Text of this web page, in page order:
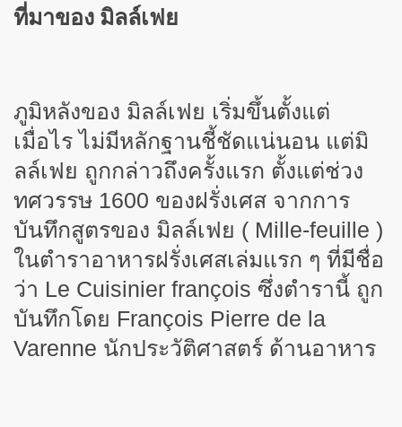
ที่มาของ มิลล์เฟย
ภูมิหลังของ มิลล์เฟย เริ่มขึ้นตั้งแต่
เมื่อไร ไม่มีหลักฐานชี้ชัดแน่นอน แต่มิ
ลล์เฟย ถูกกล่าวถึงครั้งแรก ตั้งแต่ช่วง
ทศวรรษ 1600 ของฝรั่งเศส จากการ
บันทึกสูตรของ มิลล์เฟย ( Mille-feuille )
ในตำราอาหารฝรั่งเศสเล่มแรก ๆ ที่มีชื่อ
ว่า Le Cuisinier françois ซึ่งตำรานี้ ถูก
บันทึกโดย François Pierre de la
Varenne นักประวัติศาสตร์ ด้านอาหาร